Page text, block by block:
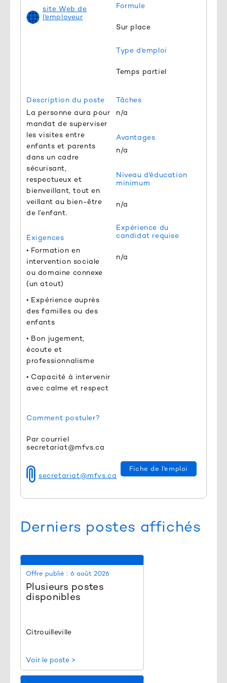
site Web de
l'employeur
Formule
Sur place
Type d'emploi
Temps partiel
Description du poste
La personne aura pour
mandat de superviser
les visites entre
enfants et parents
dans un cadre
sécurisant,
respectueux et
bienveillant, tout en
veillant au bien-être
de l’enfant.
Exigences
• Formation en
intervention sociale
ou domaine connexe
(un atout)
• Expérience auprès
des familles ou des
enfants
• Bon jugement,
écoute et
professionnalisme
• Capacité à intervenir
avec calme et respect
Tâches
n/a
Avantages
n/a
Niveau d'éducation
minimum
n/a
Expérience du
candidat requise
n/a
Comment postuler?
Par courriel
secretariat@mfvs.ca
secretariat@mfvs.ca
Fiche de l'emploi
Derniers postes affichés
Offre publié : 6 août 2026
Plusieurs postes
disponibles
Citrouilleville
Voir le poste >